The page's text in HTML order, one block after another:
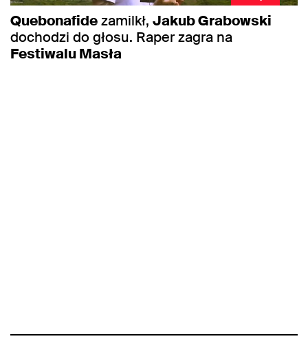
Quebonafidezamilkł, Jakub Grabowski
dochodzi do głosu. Raper zagra na
Festiwalu Masła